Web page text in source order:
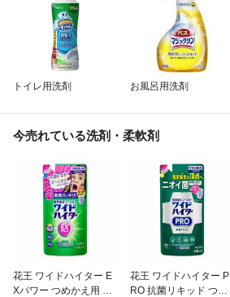
トイレ用洗剤 お風呂用洗剤
今売れている洗剤・柔軟剤
花王 ワイドハイター E
Xパワー つめかえ用 45
花王 ワイドハイター P
RO 抗菌リキッド つめ